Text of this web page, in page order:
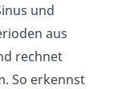
und
aus
rechnet
So erkennst